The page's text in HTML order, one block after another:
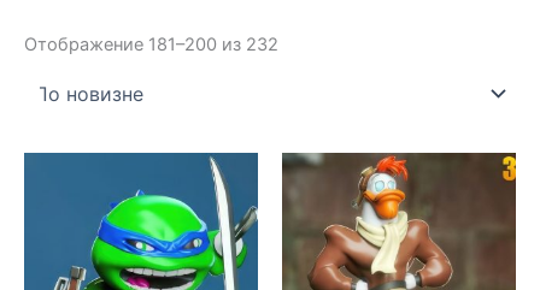
Отображение 181–200 из 232